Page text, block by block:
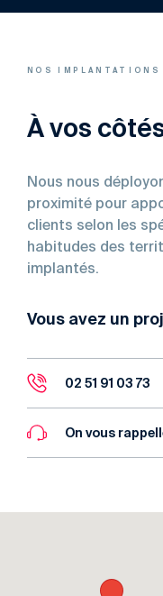
NOS IMPLANTATIONS
À vos
Nous nous
proximité pour
clients selon les
habitudes des
implantés.
Vous avez un
02 51 91 03 73
On vous